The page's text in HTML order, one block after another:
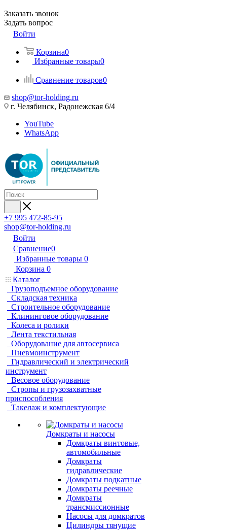
Заказать звонок
Задать вопрос
Войти
Корзина0
Избранные товары0
Сравнение товаров0
shop@tor-holding.ru
г. Челябинск, Радонежская 6/4
YouTube
WhatsApp
+7 995 472-85-95
shop@tor-holding.ru
Войти
Сравнение0
Избранные товары 0
Корзина 0
Каталог
Грузоподъемное оборудование
Складская техника
Строительное оборудование
Клининговое оборудование
Колеса и ролики
Лента текстильная
Оборудование для автосервиса
Пневмоинструмент
Гидравлический и электрический
инструмент
Весовое оборудование
Стропы и грузозахватные
приспособления
Такелаж и комплектующие
Домкраты и насосы
Домкраты винтовые,
автомобильные
Домкраты
гидравлические
Домкраты подкатные
Домкраты реечные
Домкраты
трансмиссионные
Насосы для домкратов
Цилиндры тянущие